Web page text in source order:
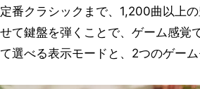
番クラシックまで、1,200曲以上
て鍵盤を弾くことで、ゲーム感覚
選べる表示モードと、2つのゲーム